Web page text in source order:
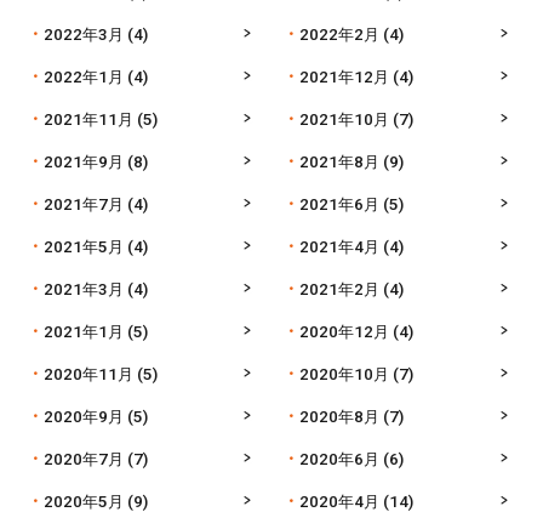
2022年3月 (4) 2022年2月 (4)
2022年1月 (4) 2021年12月 (4)
2021年11月 (5) 2021年10月 (7)
2021年9月 (8) 2021年8月 (9)
2021年7月 (4) 2021年6月 (5)
2021年5月 (4) 2021年4月 (4)
2021年3月 (4) 2021年2月 (4)
2021年1月 (5) 2020年12月 (4)
2020年11月 (5) 2020年10月 (7)
2020年9月 (5) 2020年8月 (7)
2020年7月 (7) 2020年6月 (6)
2020年5月 (9) 2020年4月 (14)